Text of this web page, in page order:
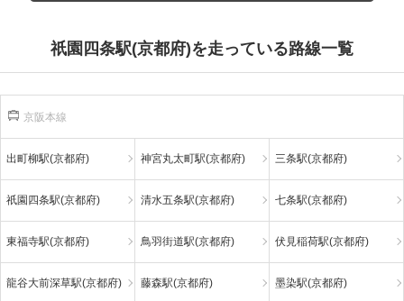
祇園四条駅(京都府)を走っている路線一覧
京阪本線
出町柳駅(京都府) 神宮丸太町駅(京都府) 三条駅(京都府)
祇園四条駅(京都府) 清水五条駅(京都府) 七条駅(京都府)
東福寺駅(京都府) 鳥羽街道駅(京都府) 伏見稲荷駅(京都府)
龍谷大前深草駅(京都府) 藤森駅(京都府) 墨染駅(京都府)